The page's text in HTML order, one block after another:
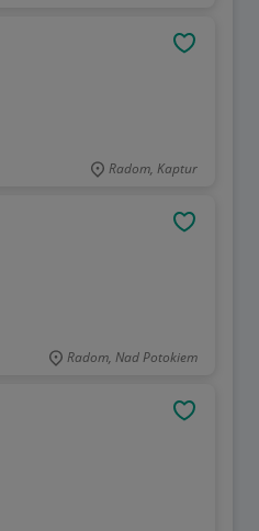
Radom, Kaptur
Radom, Nad Potokiem